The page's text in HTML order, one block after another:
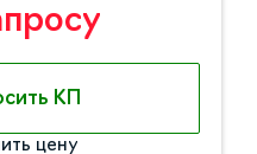
КП
цену